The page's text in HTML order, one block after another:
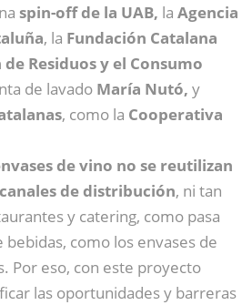
spin-off de la UAB, la Agencia
, la Fundación Catalana
Residuos y el Consumo
de lavado María Nutó, y
, como la Cooperativa
de vino no se reutilizan
de distribución, ni tan
y catering, como pasa
como los envases de
Por eso, con este proyecto
las oportunidades y barreras